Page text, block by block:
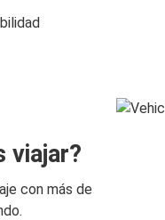
viajar?
con más de